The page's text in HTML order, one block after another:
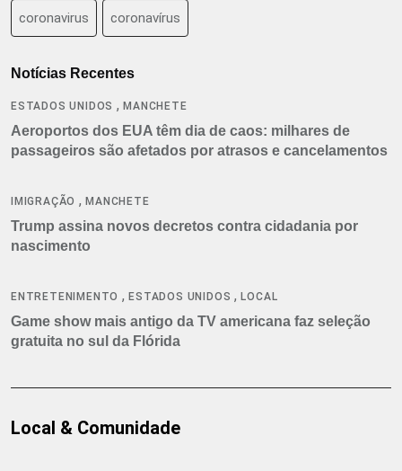
coronavirus coronavírus
Notícias Recentes
ESTADOS UNIDOS ,MANCHETE
Aeroportos dos EUA têm dia de caos: milhares de
passageiros são afetados por atrasos e cancelamentos
IMIGRAÇÃO ,MANCHETE
Trump assina novos decretos contra cidadania por
nascimento
ENTRETENIMENTO ,ESTADOS UNIDOS ,LOCAL
Game show mais antigo da TV americana faz seleção
gratuita no sul da Flórida
Local & Comunidade